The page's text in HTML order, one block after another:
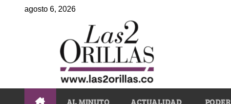
agosto 6, 2026
AL MINUTO ACTUALIDAD PODER